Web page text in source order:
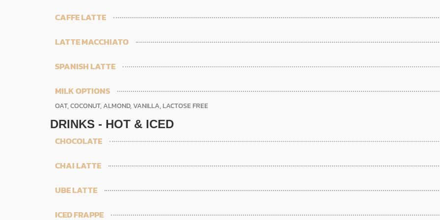
CAFFE LATTE
LATTE MACCHIATO
SPANISH LATTE
MILK OPTIONS
OAT, COCONUT, ALMOND, VANILLA, LACTOSE FREE
DRINKS - HOT & ICED
CHOCOLATE
CHAI LATTE
UBE LATTE
ICED FRAPPE